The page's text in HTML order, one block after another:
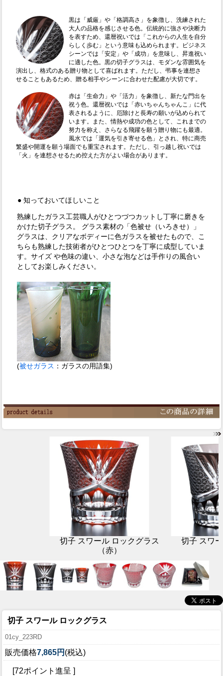
黒は「威厳」や「格調高さ」を象徴し、洗練された
大人の品格を感じさせる色。伝統的に強さや決断力
を表すため、還暦祝いでは「これからの人生を自分
らしく歩む」という意味も込められます。ビジネス
シーンでは「安定」や「成功」を意味し、昇進祝い
に適した色。黒の切子グラスは、モダンな雰囲気を
演出し、格式のある贈り物として喜ばれます。ただし、弔事を連想さ
せることもあるため、贈る相手やシーンに合わせた配慮が大切です。
赤は「生命力」や「活力」を象徴し、新たな門出を
祝う色。還暦祝いでは「赤いちゃんちゃんこ」に代
表されるように、厄除けと長寿の願いが込められて
います。また、情熱や成功の色として、これまでの
努力を称え、さらなる飛躍を願う贈り物にも最適。
風水では「運気を引き寄せる色」とされ、特に商売
繁盛や開運を願う場面でも重宝されます。ただし、引っ越し祝いでは
「火」を連想させるため控えた方がよい場合があります。
● 知っておいてほしいこと
熟練したガラス工芸職人がひとつづつカットし丁寧に磨きを
かけた切子グラス。 グラス素材の「色被せ（いろきせ）」
グラスは、クリアなボディーに色ガラスを被せたもので、こ
ちらも熟練した技術者がひとつひとつを丁寧に成型していま
す。サイズ や色味の違い、小さな泡などは手作りの風合い
としてお楽しみください。
(被せガラス ：ガラスの用語集)
切子 スワール ロックグラス
（赤）
切子 スワ
切子 スワール ロックグラス
01cy_223RD
販売価格7,865円 (税込)
[72ポイント進呈 ]